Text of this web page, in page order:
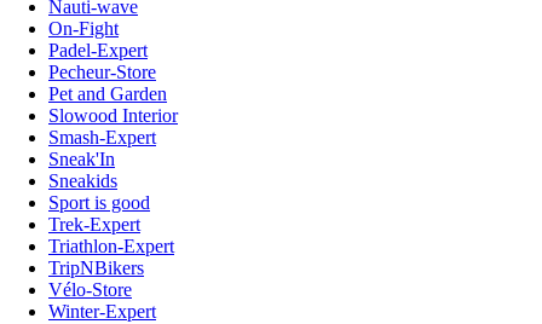
Nauti-wave
On-Fight
Padel-Expert
Pecheur-Store
Pet and Garden
Slowood Interior
Smash-Expert
Sneak'In
Sneakids
Sport is good
Trek-Expert
Triathlon-Expert
TripNBikers
Vélo-Store
Winter-Expert